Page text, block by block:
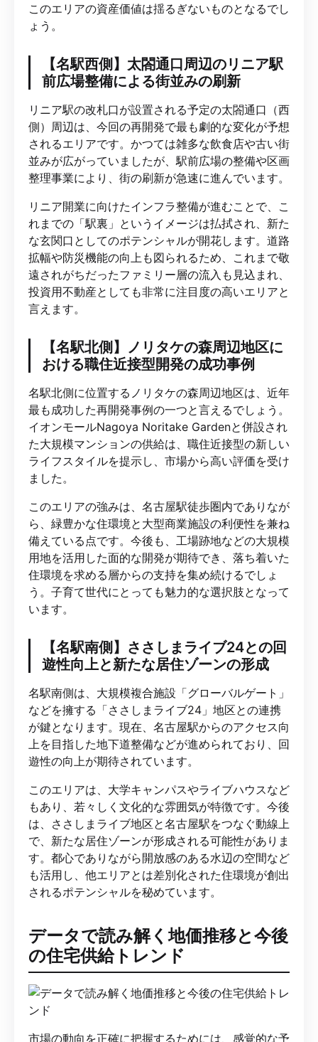
このエリアの資産価値は揺るぎないものとなるでし
ょう。
【名駅西側】太閤通口周辺のリニア駅
前広場整備による街並みの刷新
リニア駅の改札口が設置される予定の太閤通口（西
側）周辺は、今回の再開発で最も劇的な変化が予想
されるエリアです。かつては雑多な飲食店や古い街
並みが広がっていましたが、駅前広場の整備や区画
整理事業により、街の刷新が急速に進んでいます。
リニア開業に向けたインフラ整備が進むことで、こ
れまでの「駅裏」というイメージは払拭され、新た
な玄関口としてのポテンシャルが開花します。道路
拡幅や防災機能の向上も図られるため、これまで敬
遠されがちだったファミリー層の流入も見込まれ、
投資用不動産としても非常に注目度の高いエリアと
言えます。
【名駅北側】ノリタケの森周辺地区に
おける職住近接型開発の成功事例
名駅北側に位置するノリタケの森周辺地区は、近年
最も成功した再開発事例の一つと言えるでしょう。
イオンモールNagoya Noritake Gardenと併設され
た大規模マンションの供給は、職住近接型の新しい
ライフスタイルを提示し、市場から高い評価を受け
ました。
このエリアの強みは、名古屋駅徒歩圏内でありなが
ら、緑豊かな住環境と大型商業施設の利便性を兼ね
備えている点です。今後も、工場跡地などの大規模
用地を活用した面的な開発が期待でき、落ち着いた
住環境を求める層からの支持を集め続けるでしょ
う。子育て世代にとっても魅力的な選択肢となって
います。
【名駅南側】ささしまライブ24との回
遊性向上と新たな居住ゾーンの形成
名駅南側は、大規模複合施設「グローバルゲート」
などを擁する「ささしまライブ24」地区との連携
が鍵となります。現在、名古屋駅からのアクセス向
上を目指した地下道整備などが進められており、回
遊性の向上が期待されています。
このエリアは、大学キャンパスやライブハウスなど
もあり、若々しく文化的な雰囲気が特徴です。今後
は、ささしまライブ地区と名古屋駅をつなぐ動線上
で、新たな居住ゾーンが形成される可能性がありま
す。都心でありながら開放感のある水辺の空間など
も活用し、他エリアとは差別化された住環境が創出
されるポテンシャルを秘めています。
データで読み解く地価推移と今後
の住宅供給トレンド
市場の動向を正確に把握するためには、感覚的な予